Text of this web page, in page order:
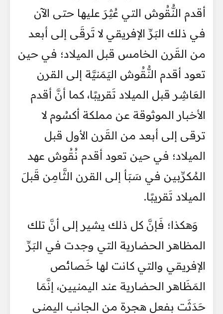
أقدم النُّقُوش التي عُثِرَ عليها حتى الآن
في ذلك البَرِّ الإفريقي لا تَرقَى إلى أبعد
من القَرن الخامس قبل الميلاد؛ في حين
تعود أقدم النُّقُوش اليَمَنيَّة إلى القرن
العَاشِر قبل الميلاد تَقريبًا، كما أنَّ أقدم
الأخبار الموثوقة عن مملكة أكسُوم لا
ترقى إلى أبعد من القَرن الأول قبل
الميلاد؛ في حين تعود أقدم نُقُوش عهد
المُكرِّبين في سَبَأ إلى القرن الثَّامِن قَبلَ
الميلاد تَقريبًا.
وَهكذا؛ فَإنَّ كل ذلك يشير إلى أنَّ تلك
المظاهر الحضارية التي وجدت في البَرِّ
الإفريقي والتي كانت لها خَصائص
المَظَاهر الحضارية عند اليمنيين، إنَّمَا
حَدَثَت بفعل هجرة من الجانب اليمني